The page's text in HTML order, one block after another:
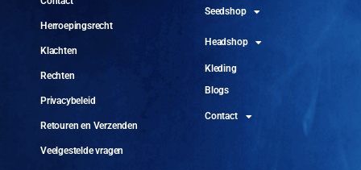
Herroepingsrecht
Klachten
Rechten
Privacybeleid
Retouren en Verzenden
Veelgestelde vragen
Seedshop
Headshop
Kleding
Blogs
Contact